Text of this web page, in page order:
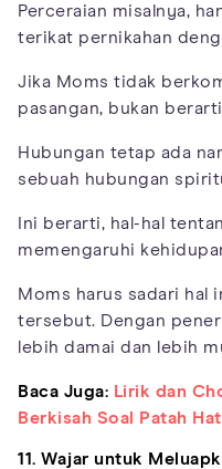
Perceraian misalnya,
terikat pernikahan
Jika Moms tidak
pasangan, bukan
Hubungan tetap ada
sebuah hubungan
Ini berarti, hal-hal
memengaruhi
Moms harus sadari hal
tersebut. Dengan
lebih damai dan lebih
Baca Juga: Lirik dan
Berkisah Soal Patah
11. Wajar untuk